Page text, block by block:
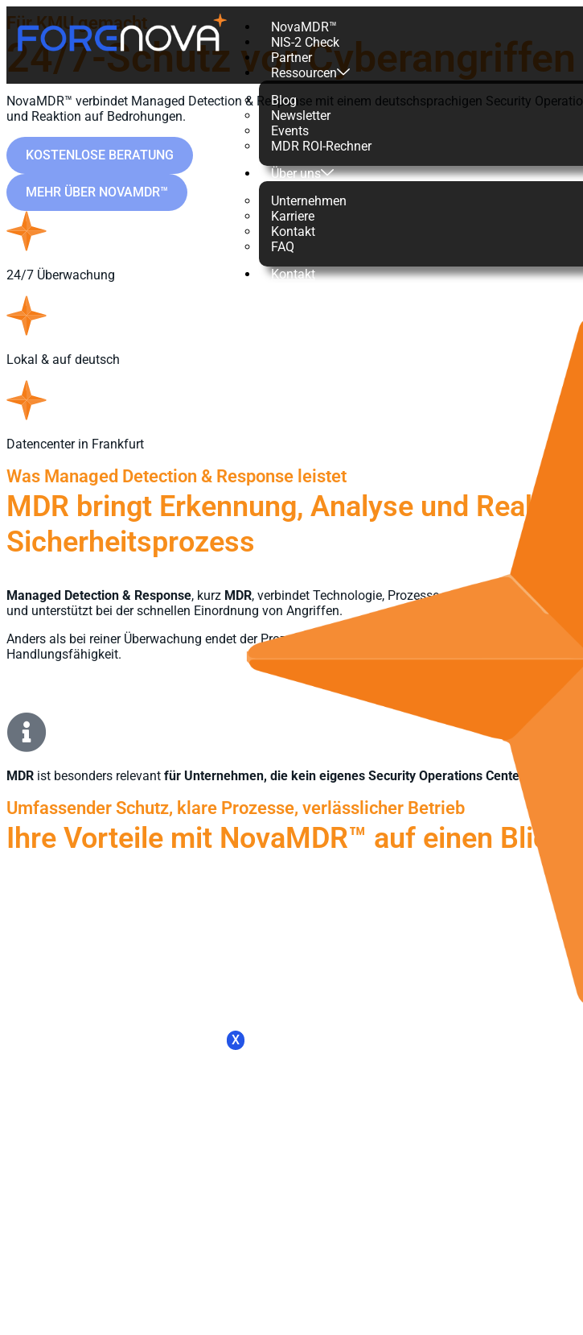
NovaMDR™
NIS-2 Check
Partner
Ressourcen
Blog
Newsletter
Events
MDR ROI-Rechner
Über uns
Unternehmen
Karriere
Kontakt
FAQ
Kontakt
X
Für KMU gemacht
24/7-Schutz vor Cyberangriffen
NovaMDR™ verbindet Managed Detection & Response mit einem deutschsprachigen Security
und Reaktion auf Bedrohungen.
KOSTENLOSE BERATUNG
MEHR ÜBER NOVAMDR™
24/7 Überwachung
Lokal & auf deutsch
Datencenter in Frankfurt
Was Managed Detection & Response leistet
MDR bringt Erkennung, Analyse und
Sicherheitsprozess
Managed Detection & Response, kurz MDR, verbindet Technologie, Prozesse und menschliche
und unterstützt bei der schnellen Einordnung von Angriffen.
Anders als bei reiner Überwachung endet der Prozess nicht beim Alarm:
hilft auch bei der
Handlungsfähigkeit.
MEHR ÜBER
MDR ist besonders relevant für Unternehmen, die kein eigenes Security Operations Center (SOC)
Umfassender Schutz, klare Prozesse, verlässlicher Betrieb
Ihre Vorteile mit NovaMDR™ auf einen Blick